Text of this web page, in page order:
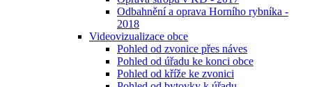
Odbahnění a oprava Horního rybníka -
2018
Videovizualizace obce
Pohled od zvonice přes náves
Pohled od úřadu ke konci obce
Pohled od kříže ke zvonici